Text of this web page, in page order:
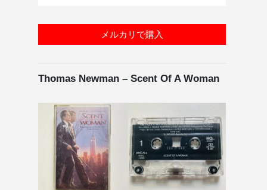
メルカリで購入
Thomas Newman – Scent Of A Woman